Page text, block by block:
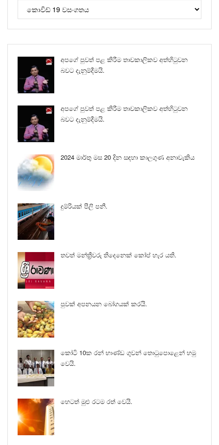
අපගේ පුවත් පළ කිරීම තාවකාලිකව අත්හිටුවන
බවට දැනුම්දීමයි.
අපගේ පුවත් පළ කිරීම තාවකාලිකව අත්හිටුවන
බවට දැනුම්දීමයි.
2024 මාර්තු මස 20 දින සඳහා කාලගුණ අනාවැකිය
දුම්රියක් පීලි පනී.
තවත් මන්ත්‍රීවරු තිදෙනෙක් කෝප් හැර යති.
පුවක් අපනයන බෝගයක් කරයි.
කෝටි 10ක රන් භාණ්ඩ ගුවන් තොටුපොළෙන් හමු
වෙයි.
හෙටත් මුළු රටම රත් වෙයි.